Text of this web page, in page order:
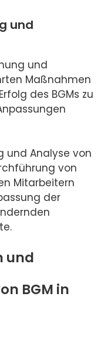
und
und
Maßnahmen
des BGMs zu
und Analyse von
von
Mitarbeitern
der
und
BGM in